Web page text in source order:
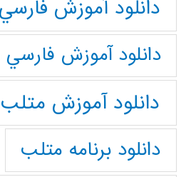
دانلود آموزش
دانلود آموزش
دانلود آموزش متلب
دانلود برنامه متلب